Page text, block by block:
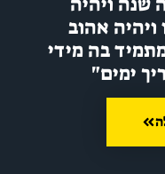
אהוב
בה מידי